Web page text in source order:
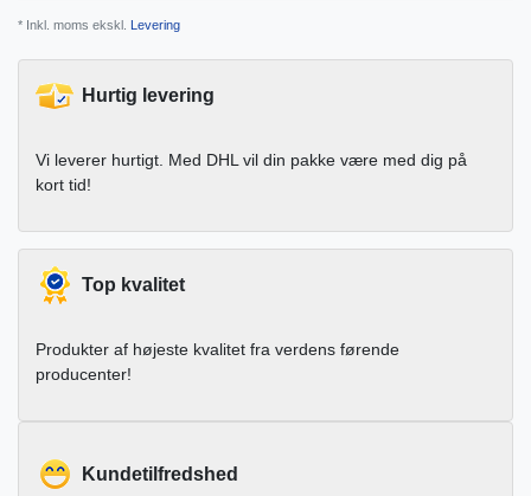
* Inkl. moms ekskl. Levering
Hurtig levering
Vi leverer hurtigt. Med DHL vil din pakke være med dig på
kort tid!
Top kvalitet
Produkter af højeste kvalitet fra verdens førende
producenter!
Kundetilfredshed